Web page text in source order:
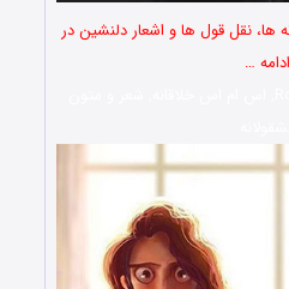
ها، نقل قول ها و اشعار دلنشین در
ادامه …